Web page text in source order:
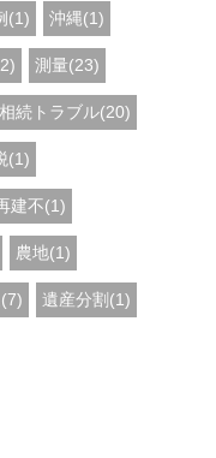
(1) 沖縄(1)
測量(23)
相続トラブル(20)
(1)
建不(1)
農地(1)
遺産分割(1)